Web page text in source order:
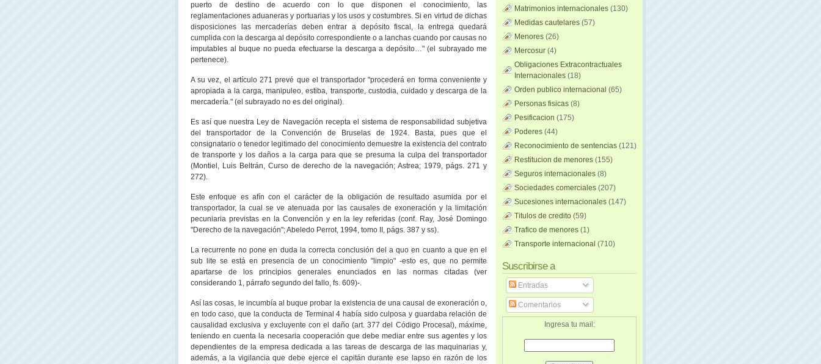
puerto de destino de acuerdo con lo que disponen el conocimiento, las
reglamentaciones aduaneras y portuarias y los usos y costumbres. Si en virtud de dichas
disposiciones las mercaderías deben entrar a depósito fiscal, la entrega quedará
cumplida con la descarga al depósito correspondiente o a lanchas cuando por causas no
imputables al buque no pueda efectuarse la descarga a depósito…" (el subrayado me
pertenece).
A su vez, el artículo 271 prevé que el transportador "procederá en forma conveniente y
apropiada a la carga, manipuleo, estiba, transporte, custodia, cuidado y descarga de la
mercadería." (el subrayado no es del original).
Es así que nuestra Ley de Navegación recepta el sistema de responsabilidad subjetiva
del transportador de
la Convención de Bruselas de 1924. Basta, pues que el
consignatario o tenedor legitimado del conocimiento demuestre la existencia del contrato
de transporte y los daños a la carga para que se presuma la culpa del transportador
(Montiel, Luis Beltrán, Curso de derecho de la navegación; Astrea; 1979, págs. 271 y
272).
Este enfoque es afín con el carácter de la obligación de resultado asumida por el
transportador, la cual se ve atenuada por las causales de exoneración y la limitación
pecuniaria previstas en
la Convención y en la ley referidas (conf. Ray, José Domingo
"Derecho de la navegación"; Abeledo Perrot, 1994, tomo II, págs. 387 y ss).
La recurrente no pone en duda la correcta conclusión del a quo en cuanto a que en el
sub lite se está en presencia de un conocimiento "limpio" -esto es, que no permite
apartarse de los principios generales enunciados en las normas citadas (ver
considerando 1, párrafo segundo del fallo, fs. 609)-.
Así las cosas, le incumbía al buque probar la existencia de una causal de exoneración o,
en todo caso, que la conducta de Terminal 4 había sido culposa y guardaba relación de
causalidad exclusiva y excluyente con el daño (art. 377 del Código Procesal), máxime,
teniendo en cuenta la necesaria cooperación que debe mediar entre sus agentes y los
dependientes de la empresa dedicada a las tareas de descarga de las maquinarias y,
además, a la vigilancia que debe ejerce el capitán durante ese lapso en razón de los
Matrimonios internacionales (130)
Medidas cautelares (57)
Menores (26)
Mercosur (4)
Obligaciones Extracontractuales
Internacionales (18)
Orden publico internacional (65)
Personas fisicas (8)
Pesificacion (175)
Poderes (44)
Reconocimiento de sentencias (121)
Restitucion de menores (155)
Seguros internacionales (8)
Sociedades comerciales (207)
Sucesiones internacionales (147)
Titulos de credito (59)
Trafico de menores (1)
Transporte internacional (710)
Suscribirse a
Entradas
Comentarios
Ingresa tu mail: